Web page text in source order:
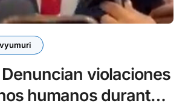
violaciones
humanos durante